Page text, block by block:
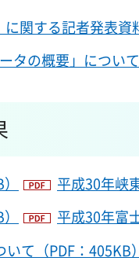
関する記者発表資
タの概要」につい
平成30年峡
平成30年富
て（PDF：405KB）